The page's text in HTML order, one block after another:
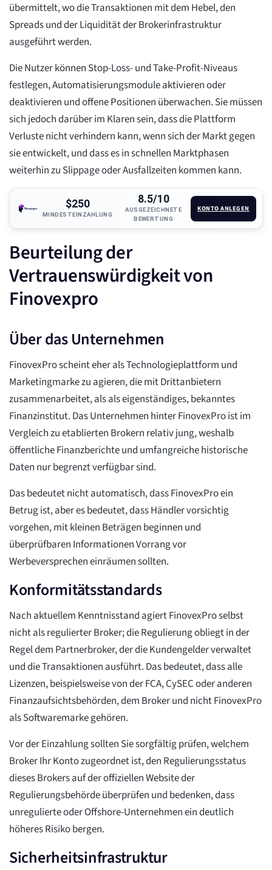
übermittelt, wo die Transaktionen mit dem Hebel, den
Spreads und der Liquidität der Brokerinfrastruktur
ausgeführt werden.
Die Nutzer können Stop-Loss- und Take-Profit-Niveaus
festlegen, Automatisierungsmodule aktivieren oder
deaktivieren und offene Positionen überwachen. Sie müssen
sich jedoch darüber im Klaren sein, dass die Plattform
Verluste nicht verhindern kann, wenn sich der Markt gegen
sie entwickelt, und dass es in schnellen Marktphasen
weiterhin zu Slippage oder Ausfallzeiten kommen kann.
$250
MINDESTEINZAHLUNG
8.5/10
AUSGEZEICHNETE
BEWERTUNG
KONTO ANLEGEN
Beurteilung der
Vertrauenswürdigkeit von
Finovexpro
Über das Unternehmen
FinovexPro scheint eher als Technologieplattform und
Marketingmarke zu agieren, die mit Drittanbietern
zusammenarbeitet, als als eigenständiges, bekanntes
Finanzinstitut. Das Unternehmen hinter FinovexPro ist im
Vergleich zu etablierten Brokern relativ jung, weshalb
öffentliche Finanzberichte und umfangreiche historische
Daten nur begrenzt verfügbar sind.
Das bedeutet nicht automatisch, dass FinovexPro ein
Betrug ist, aber es bedeutet, dass Händler vorsichtig
vorgehen, mit kleinen Beträgen beginnen und
überprüfbaren Informationen Vorrang vor
Werbeversprechen einräumen sollten.
Konformitätsstandards
Nach aktuellem Kenntnisstand agiert FinovexPro selbst
nicht als regulierter Broker; die Regulierung obliegt in der
Regel dem Partnerbroker, der die Kundengelder verwaltet
und die Transaktionen ausführt. Das bedeutet, dass alle
Lizenzen, beispielsweise von der FCA, CySEC oder anderen
Finanzaufsichtsbehörden, dem Broker und nicht FinovexPro
als Softwaremarke gehören.
Vor der Einzahlung sollten Sie sorgfältig prüfen, welchem
Broker Ihr Konto zugeordnet ist, den Regulierungsstatus
dieses Brokers auf der offiziellen Website der
Regulierungsbehörde überprüfen und bedenken, dass
unregulierte oder Offshore-Unternehmen ein deutlich
höheres Risiko bergen.
Sicherheitsinfrastruktur